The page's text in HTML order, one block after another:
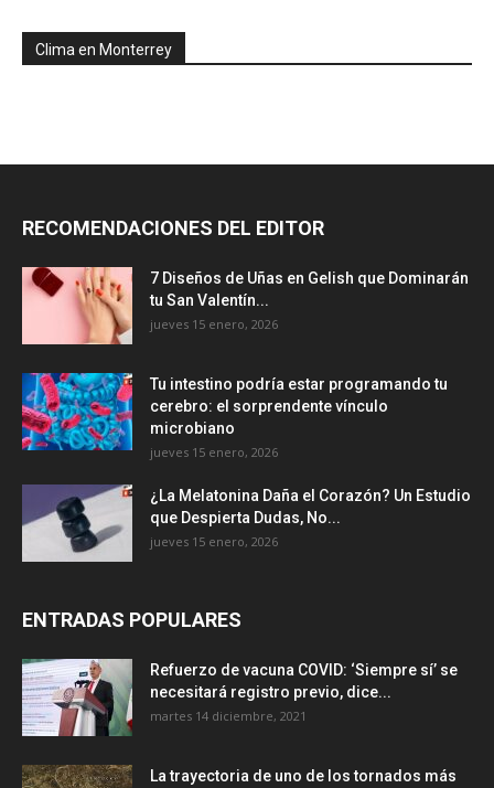
Clima en Monterrey
RECOMENDACIONES DEL EDITOR
7 Diseños de Uñas en Gelish que Dominarán
tu San Valentín...
jueves 15 enero, 2026
Tu intestino podría estar programando tu
cerebro: el sorprendente vínculo
microbiano
jueves 15 enero, 2026
¿La Melatonina Daña el Corazón? Un Estudio
que Despierta Dudas, No...
jueves 15 enero, 2026
ENTRADAS POPULARES
Refuerzo de vacuna COVID: ‘Siempre sí’ se
necesitará registro previo, dice...
martes 14 diciembre, 2021
La trayectoria de uno de los tornados más